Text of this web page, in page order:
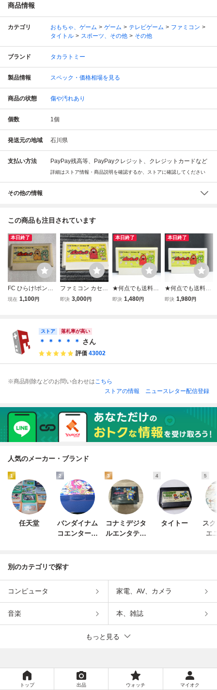
商品情報
カテゴリ おもちゃ、ゲーム ゲーム テレビゲーム
ファミコン
タイトル
スポーツ、その他 その他
ブランド タカラトミー
製品情報 スペック・価格相場を見る
商品の状態 傷や汚れあり
個数 1個
発送元の地域 石川県
支払い方法 PayPay残高等、PayPayクレジット、クレジットカードなど
詳細はストア情報・商品説明を確認するか、ストアに確認してください
その他の情報
この商品も注目されています
本日終了
FC ひらけ!ポンキ
ッキ ファミコン
現在 1,100円
ファミコン カセッ
ト ソフト ひらけ
即決 3,000円
本日終了
★何点でも送料１
８５円★ プレスク
即決 1,480円
本日終了
★何点でも送料１
８５円★ プレスク
即決 1,980円
ストア 落札率が高い
＊ ＊ ＊ ＊ ＊ さん
評価 43002
※商品削除などのお問い合わせはこちら
ストアの情報
ニュースレター配信登録
人気のメーカー・ブランド
1
任天堂
2
バンダイナム
コエンターテ
3
コナミデジタ
ルエンタテイ
4
タイトー
5
ス
エ
別のカテゴリで探す
コンピュータ 家電、AV、カメラ
音楽 本、雑誌
もっと見る
トップ 出品 ウォッチ マイオク